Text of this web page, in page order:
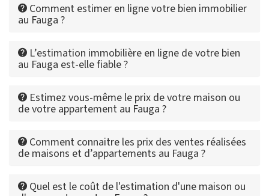
Comment estimer en ligne votre bien immobilier
au Fauga ?
L’estimation immobilière en ligne de votre bien
au Fauga est-elle fiable ?
Estimez vous-même le prix de votre maison ou
de votre appartement au Fauga ?
Comment connaitre les prix des ventes réalisées
de maisons et d’appartements au Fauga ?
Quel est le coût de l'estimation d'une maison ou